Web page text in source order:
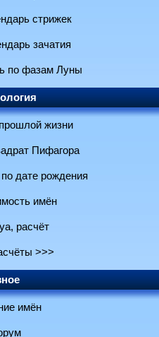
стрижек
зачатия
по фазам Луны
жизни
Пифагора
дате рождения
имён
расчёт
>>>
имён